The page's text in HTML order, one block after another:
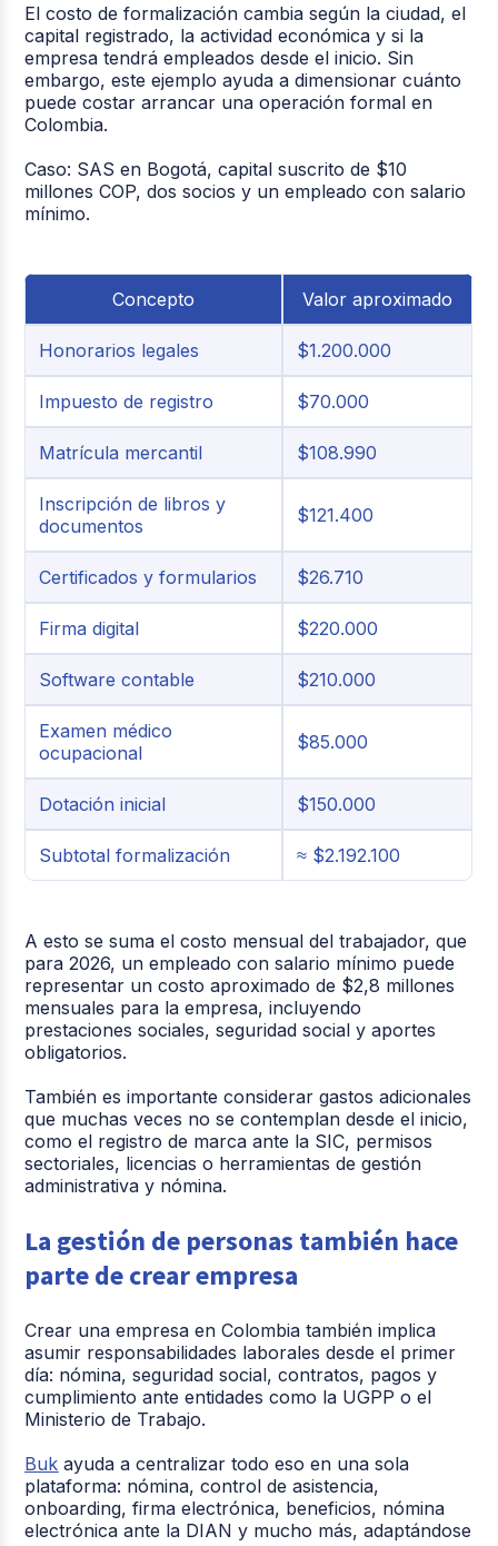
El costo de formalización cambia según la ciudad, el
capital registrado, la actividad económica y si la
empresa tendrá empleados desde el inicio. Sin
embargo, este ejemplo ayuda a dimensionar cuánto
puede costar arrancar una operación formal en
Colombia.
Caso: SAS en Bogotá, capital suscrito de $10
millones COP, dos socios y un empleado con salario
mínimo.
Concepto Valor aproximado
Honorarios legales $1.200.000
Impuesto de registro $70.000
Matrícula mercantil $108.990
Inscripción de libros y
documentos
$121.400
Certificados y formularios $26.710
Firma digital $220.000
Software contable $210.000
Examen médico
ocupacional
$85.000
Dotación inicial $150.000
Subtotal formalización ≈ $2.192.100
A esto se suma el costo mensual del trabajador, que
para 2026, un empleado con salario mínimo puede
representar un costo aproximado de $2,8 millones
mensuales para la empresa, incluyendo
prestaciones sociales, seguridad social y aportes
obligatorios.
También es importante considerar gastos adicionales
que muchas veces no se contemplan desde el inicio,
como el registro de marca ante la SIC, permisos
sectoriales, licencias o herramientas de gestión
administrativa y nómina.
La gestión de personas también hace
parte de crear empresa
Crear una empresa en Colombia también implica
asumir responsabilidades laborales desde el primer
día: nómina, seguridad social, contratos, pagos y
cumplimiento ante entidades como la UGPP o el
Ministerio de Trabajo.
Buk ayuda a centralizar todo eso en una sola
plataforma: nómina, control de asistencia,
onboarding, firma electrónica, beneficios, nómina
electrónica ante la DIAN y mucho más, adaptándose